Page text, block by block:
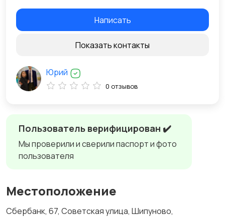
Пользователь верифицирован ✔️
Мы проверили и сверили паспорт и фото
пользователя
Местоположение
Сбербанк, 67, Советская улица, Шипуново,
Написать
Показать контакты
Юрий
0 отзывов